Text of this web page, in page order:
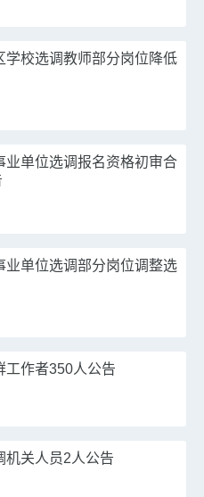
学校选调教师部分岗位降低
业单位选调报名资格初审合
业单位选调部分岗位调整选
工作者350人公告
机关人员2人公告